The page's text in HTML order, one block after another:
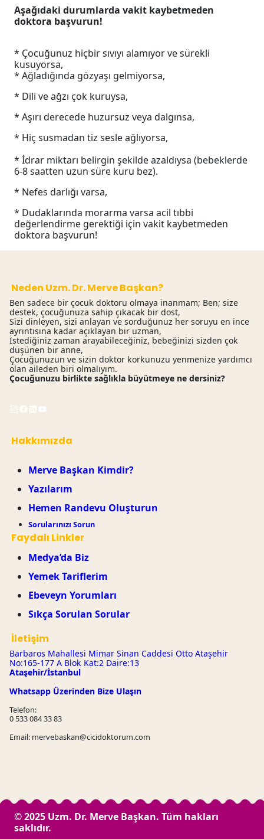
Aşağıdaki durumlarda vakit kaybetmeden
doktora başvurun!
* Çocuğunuz hiçbir sıvıyı alamıyor ve sürekli
kusuyorsa,
* Ağladığında gözyaşı gelmiyorsa,
* Dili ve ağzı çok kuruysa,
* Aşırı derecede huzursuz veya dalgınsa,
* Hiç susmadan tiz sesle ağlıyorsa,
* İdrar miktarı belirgin şekilde azaldıysa (bebeklerde
6-8 saatten uzun süre kuru bez).
* Nefes darlığı varsa,
* Dudaklarında morarma varsa acil tıbbi
değerlendirme gerektiği için vakit kaybetmeden
doktora başvurun!
Neden Uzm. Dr. Merve Başkan?
Ben sadece bir çocuk doktoru olmaya inanmam; Ben; size
destek, çocuğunuza sahip çıkacak bir dost,
Sizi dinleyen, sizi anlayan ve sorduğunuz her soruyu en ince
ayrıntısına kadar açıklayan bir uzman,
İstediğiniz zaman arayabileceğiniz, bebeğinizi sizden çok
düşünen bir anne,
Çocuğunuzun ve sizin doktor korkunuzu yenmenize yardımcı
olan aileden biri olmalıyım.
Çocuğunuzu birlikte sağlıkla büyütmeye ne dersiniz?
InstagramFacebook LinkedIn YouTube
Hakkımızda
Merve Başkan Kimdir?
Yazılarım
Hemen Randevu Oluşturun
Sorularınızı Sorun
Faydalı Linkler
Medya’da Biz
Yemek Tariflerim
Ebeveyn Yorumları
Sıkça Sorulan Sorular
İletişim
Barbaros Mahallesi Mimar Sinan Caddesi Otto Ataşehir
No:165-177 A Blok Kat:2 Daire:13
Ataşehir/İstanbul
Whatsapp Üzerinden Bize Ulaşın
Telefon:
0 533 084 33 83
Email: mervebaskan@cicidoktorum.com
© 2025 Uzm. Dr. Merve Başkan. Tüm hakları
saklıdır.